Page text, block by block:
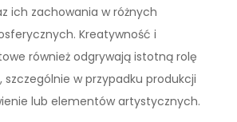
ich zachowania w różnych
Kreatywność i
również odgrywają istotną rolę
szczególnie w przypadku produkcji
lub elementów artystycznych.